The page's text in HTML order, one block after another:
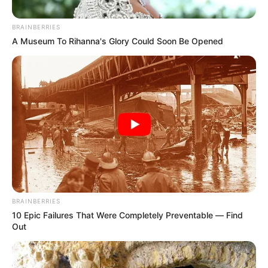
Dirección de Gestión de Riesgo Santander
Por: Julieth Paola Hernández Parra
Febrero 6, 2021
COMPARTIR
BRAINBERRIES
A Museum To Rihanna's Glory Could Soon Be Opened
BRAINBERRIES
10 Epic Failures That Were Completely Preventable — Find
Out